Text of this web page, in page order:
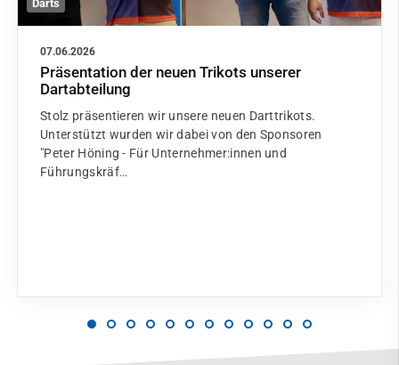
Darts
07.06.2026
Präsentation der neuen Trikots unserer
Dartabteilung
Stolz präsentieren wir unsere neuen Darttrikots.
Unterstützt wurden wir dabei von den Sponsoren
"Peter Höning - Für Unternehmer:innen und
Führungskräf…